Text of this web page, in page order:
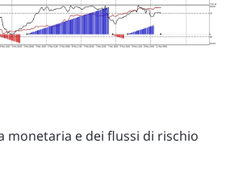
monetaria e dei flussi di rischio